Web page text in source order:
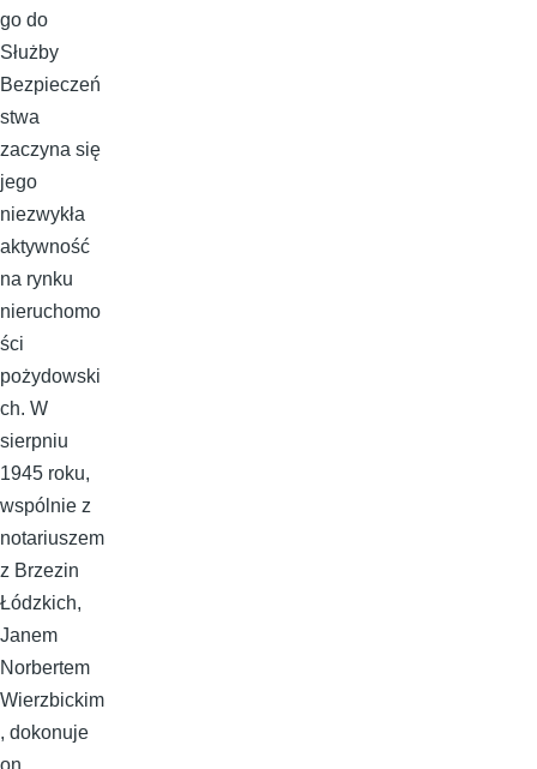
go do
Służby
Bezpieczeń
stwa
zaczyna się
jego
niezwykła
aktywność
na rynku
nieruchomo
ści
pożydowski
ch. W
sierpniu
1945 roku,
wspólnie z
notariuszem
z Brzezin
Łódzkich,
Janem
Norbertem
Wierzbickim
, dokonuje